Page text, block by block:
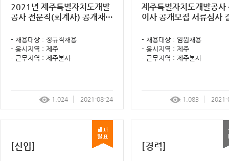
2021년 제주특별자치도개발
공사 전문직(회계사) 공개채용
계획 알림 공고
- 채용대상 : 정규직채용
- 응시지역 : 제주
- 근무지역 : 제주본사
1,024 2021-08-24
제주특별자치도개발공사
이사 공개모집 서류심사
- 채용대상 : 임원채용
- 응시지역 : 제주
- 근무지역 : 제주본사
1,083
[신입] [경력]